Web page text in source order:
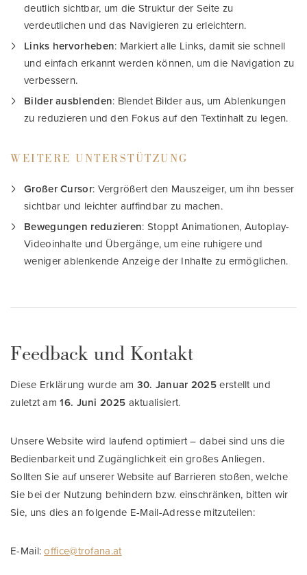
deutlich sichtbar, um die Struktur der Seite zu
verdeutlichen und das Navigieren zu erleichtern.
Links hervorheben: Markiert alle Links, damit sie schnell
und einfach erkannt werden können, um die Navigation zu
verbessern.
Bilder ausblenden: Blendet Bilder aus, um Ablenkungen
zu reduzieren und den Fokus auf den Textinhalt zu legen.
WEITERE UNTERSTÜTZUNG
Großer Cursor: Vergrößert den Mauszeiger, um ihn besser
sichtbar und leichter auffindbar zu machen.
Bewegungen reduzieren: Stoppt Animationen, Autoplay-
Videoinhalte und Übergänge, um eine ruhigere und
weniger ablenkende Anzeige der Inhalte zu ermöglichen.
Feedback und Kontakt
Diese Erklärung wurde am 30. Januar 2025erstellt und
zuletzt am16. Juni 2025 aktualisiert.
Unsere Website wird laufend optimiert – dabei sind uns die
Bedienbarkeit und Zugänglichkeit ein großes Anliegen.
Sollten Sie auf unserer Website auf Barrieren stoßen, welche
Sie bei der Nutzung behindern bzw. einschränken, bitten wir
Sie, uns dies an folgende E-Mail-Adresse mitzuteilen:
E-Mail:office@trofana.at